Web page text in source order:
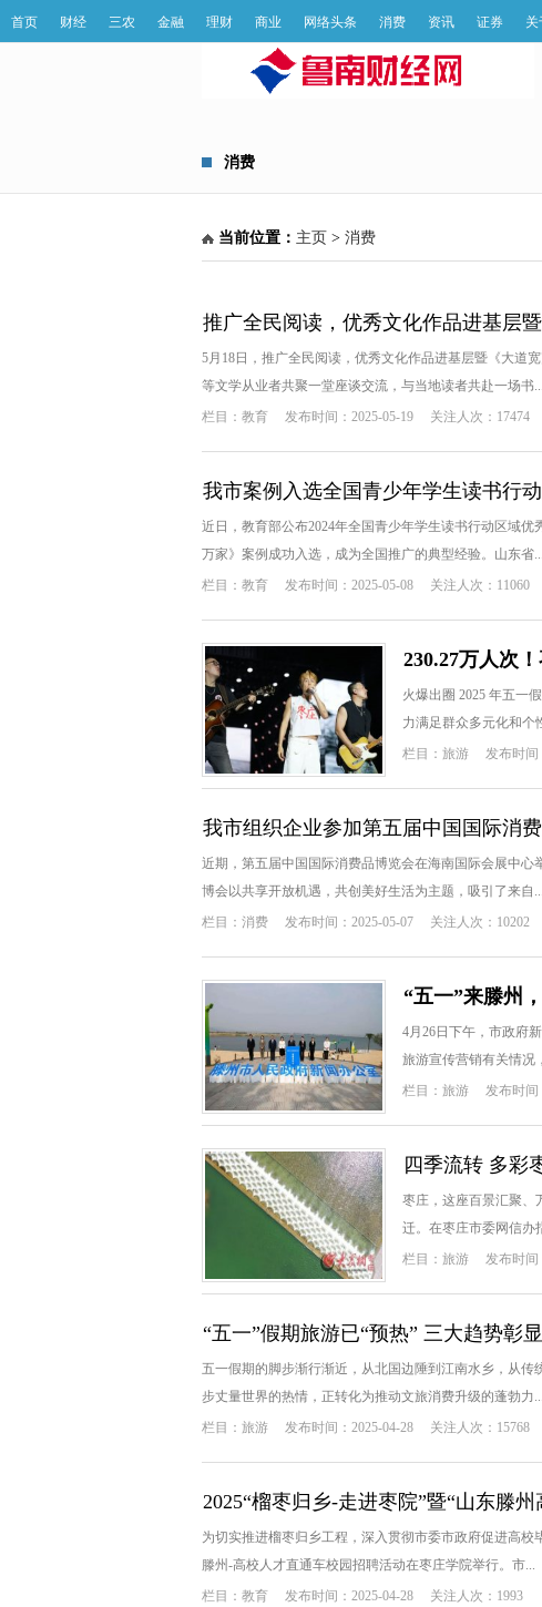
首页 财经 三农 金融 理财 商业 网络头条 消费 资讯 证券 关
消费
当前位置： 主页 > 消费
推广全民阅读，优秀文化作品进基层
5月18日，推广全民阅读，优秀文化作品进基层暨《大道
等文学从业者共聚一堂座谈交流，与当地读者共赴一场书...
栏目： 教育 发布时间：2025-05-19 关注人次：17474
我市案例入选全国青少年学生读书行
近日，教育部公布2024年全国青少年学生读书行动区域
万家》案例成功入选，成为全国推广的典型经验。山东省...
栏目： 教育 发布时间：2025-05-08 关注人次：11060
230.27万人次
火爆出圈 2025 年五一
力满足群众多元化和个
栏目： 旅游 发布时间
我市组织企业参加第五届中国国际消
近期，第五届中国国际消费品博览会在海南国际会展中
博会以共享开放机遇，共创美好生活为主题，吸引了来自...
栏目： 消费 发布时间：2025-05-07 关注人次：10202
“五一”来滕州
4月26日下午，市政府
旅游宣传营销有关情况
言...
栏目： 旅游 发布时间
四季流转 多彩
枣庄，这座百景汇聚、
迁。在枣庄市委网信办
镜...
栏目： 旅游 发布时间
“五一”假期旅游已“预热” 三大趋势彰
五一假期的脚步渐行渐近，从北国边陲到江南水乡，从
步丈量世界的热情，正转化为推动文旅消费升级的蓬勃力...
栏目： 旅游 发布时间：2025-04-28 关注人次：15768
2025“榴枣归乡-走进枣院”暨“山东滕
为切实推进榴枣归乡工程，深入贯彻市委市政府促进高
滕州-高校人才直通车校园招聘活动在枣庄学院举行。市...
栏目： 教育 发布时间：2025-04-28 关注人次：1993